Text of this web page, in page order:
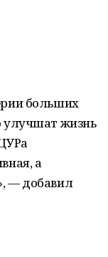
больших
улучшат жизнь
а
— добавил